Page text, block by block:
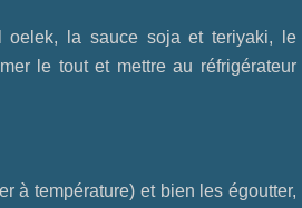
oelek, la sauce soja et teriyaki, le
le tout et mettre au réfrigérateur
à température) et bien les égoutter,